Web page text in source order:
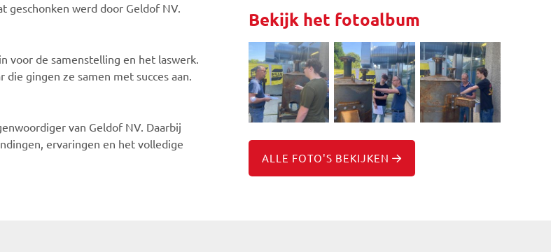
geschonken werd door Geldof NV.
voor de samenstelling en het laswerk.
gingen ze samen met succes aan.
van Geldof NV. Daarbij
ervaringen en het volledige
Bekijk het fotoalbum
ALLE FOTO'S BEKIJKEN